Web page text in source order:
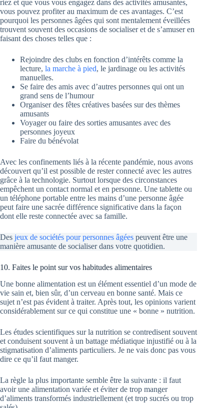
riez et que vous vous engagez dans des activités amusantes,
vous pouvez profiter au maximum de ces avantages. C’est
pourquoi les personnes âgées qui sont mentalement éveillées
trouvent souvent des occasions de socialiser et de s’amuser en
faisant des choses telles que :
Rejoindre des clubs en fonction d’intérêts comme la
lecture, la marche à pied, le jardinage ou les activités
manuelles.
Se faire des amis avec d’autres personnes qui ont un
grand sens de l’humour
Organiser des fêtes créatives basées sur des thèmes
amusants
Voyager ou faire des sorties amusantes avec des
personnes joyeux
Faire du bénévolat
Avec les confinements liés à la récente pandémie, nous avons
découvert qu’il est possible de rester connecté avec les autres
grâce à la technologie. Surtout lorsque des circonstances
empêchent un contact normal et en personne. Une tablette ou
un téléphone portable entre les mains d’une personne âgée
peut faire une sacrée différence significative dans la façon
dont elle reste connectée avec sa famille.
Des jeux de sociétés pour personnes âgées peuvent être une
manière amusante de socialiser dans votre quotidien.
10. Faites le point sur vos habitudes alimentaires
Une bonne alimentation est un élément essentiel d’un mode de
vie sain et, bien sûr, d’un cerveau en bonne santé. Mais ce
sujet n’est pas évident à traiter. Après tout, les opinions varient
considérablement sur ce qui constitue une « bonne » nutrition.
Les études scientifiques sur la nutrition se contredisent souvent
et conduisent souvent à un battage médiatique injustifié ou à la
stigmatisation d’aliments particuliers. Je ne vais donc pas vous
dire ce qu’il faut manger.
La règle la plus importante semble être la suivante : il faut
avoir une alimentation variée et éviter de trop manger
d’aliments transformés industriellement (et trop sucrés ou trop